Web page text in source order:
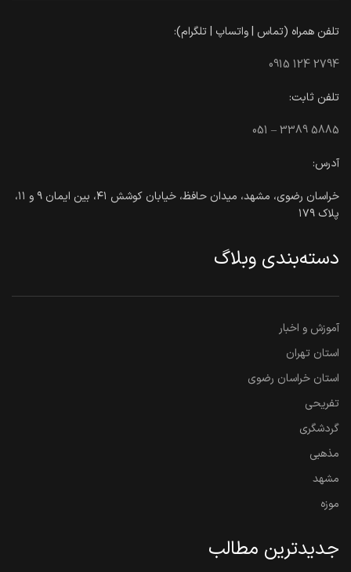
تلفن همراه (تماس | واتساپ | تلگرام):
0915 124 2794
تلفن ثابت:
051 – 3389 5885
آدرس:
خراسان رضوی، مشهد، میدان حافظ، خیابان کوشش ۴۱، بین ایمان ۹ و ۱۱،
پلاک ۱۷۹
دسته‌بندی وبلاگ
آموزش و اخبار
استان تهران
استان خراسان رضوی
تفریحی
گردشگری
مذهبی
مشهد
موزه
جدیدترین مطالب